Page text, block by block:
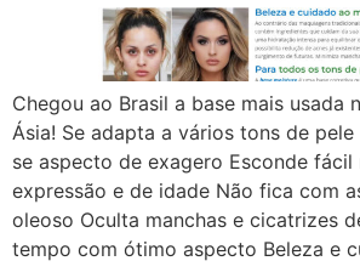
Chegou ao Brasil a base mais usada
Ásia! Se adapta a vários tons de
se aspecto de exagero Esconde fácil
expressão e de idade Não fica com
oleoso Oculta manchas e cicatrizes
tempo com ótimo aspecto Beleza e